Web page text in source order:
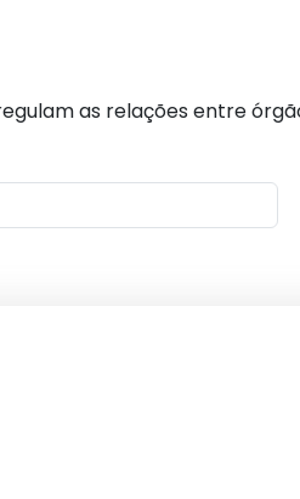
as relações entre